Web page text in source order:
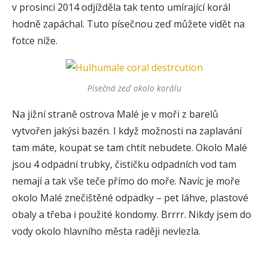
v prosinci 2014 odjížděla tak tento umírající korál
hodně zapáchal. Tuto písečnou zeď můžete vidět na
fotce níže.
Písečná zeď okolo korálu
Na jižní straně ostrova Malé je v moři z barelů
vytvořen jakýsi bazén. I když možnosti na zaplavání
tam máte, koupat se tam chtít nebudete. Okolo Malé
jsou 4 odpadní trubky, čističku odpadních vod tam
nemají a tak vše teče přímo do moře. Navíc je moře
okolo Malé znečištěné odpadky – pet láhve, plastové
obaly a třeba i použité kondomy. Brrrr. Nikdy jsem do
vody okolo hlavního města raději nevlezla.